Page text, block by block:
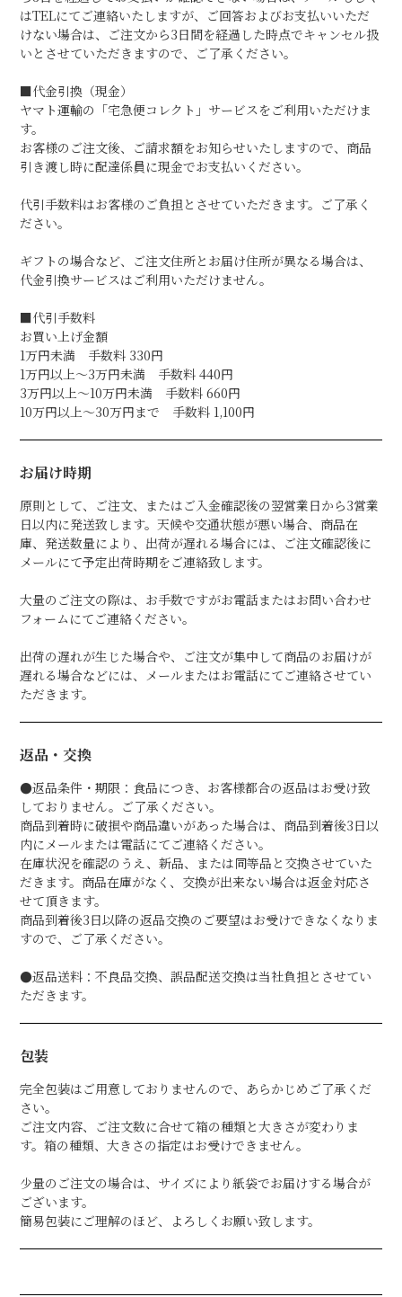
はTELにてご連絡いたしますが、ご回答およびお支払いいただ
けない場合は、ご注文から3日間を経過した時点でキャンセル扱
いとさせていただきますので、ご了承ください。
■代金引換（現金）
ヤマト運輸の「宅急便コレクト」サービスをご利用いただけま
す。
お客様のご注文後、ご請求額をお知らせいたしますので、商品
引き渡し時に配達係員に現金でお支払いください。
代引手数料はお客様のご負担とさせていただきます。ご了承く
ださい。
ギフトの場合など、ご注文住所とお届け住所が異なる場合は、
代金引換サービスはご利用いただけません。
■代引手数料
お買い上げ金額
1万円未満 手数料 330円
1万円以上～3万円未満 手数料 440円
3万円以上～10万円未満 手数料 660円
10万円以上～30万円まで 手数料 1,100円
お届け時期
原則として、ご注文、またはご入金確認後の翌営業日から3営業
日以内に発送致します。天候や交通状態が悪い場合、商品在
庫、発送数量により、出荷が遅れる場合には、ご注文確認後に
メールにて予定出荷時期をご連絡致します。
大量のご注文の際は、お手数ですがお電話またはお問い合わせ
フォームにてご連絡ください。
出荷の遅れが生じた場合や、ご注文が集中して商品のお届けが
遅れる場合などには、メールまたはお電話にてご連絡させてい
ただきます。
返品・交換
●返品条件・期限：食品につき、お客様都合の返品はお受け致
しておりません。ご了承ください。
商品到着時に破損や商品違いがあった場合は、商品到着後3日以
内にメールまたは電話にてご連絡ください。
在庫状況を確認のうえ、新品、または同等品と交換させていた
だきます。商品在庫がなく、交換が出来ない場合は返金対応さ
せて頂きます。
商品到着後3日以降の返品交換のご要望はお受けできなくなりま
すので、ご了承ください。
●返品送料：不良品交換、誤品配送交換は当社負担とさせてい
ただきます。
包装
完全包装はご用意しておりませんので、あらかじめご了承くだ
さい。
ご注文内容、ご注文数に合せて箱の種類と大きさが変わりま
す。箱の種類、大きさの指定はお受けできません。
少量のご注文の場合は、サイズにより紙袋でお届けする場合が
ございます。
簡易包装にご理解のほど、よろしくお願い致します。